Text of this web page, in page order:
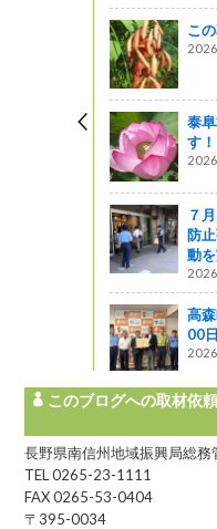
こ
泰
す！
７
防
動
高
00
このブログへの取材依
長野県南信州地域振興局総務
TEL 0265-23-1111
FAX 0265-53-0404
〒395-0034